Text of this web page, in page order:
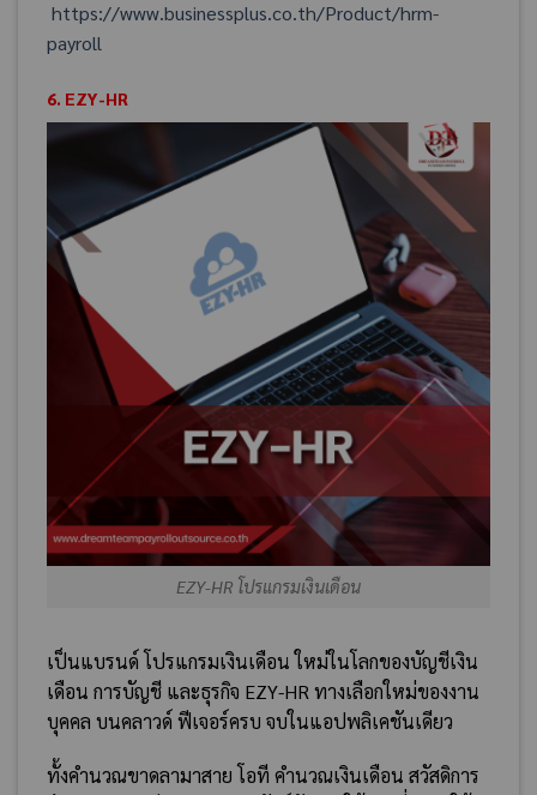
https://www.businessplus.co.th/Product/hrm-
payroll
6. EZY-HR
EZY-HR โปรแกรมเงินเดือน
เป็นแบรนด์ โปรแกรมเงินเดือน ใหม่ในโลกของบัญชีเงิน
เดือน การบัญชี และธุรกิจ EZY-HR ทางเลือกใหม่ของงาน
บุคคล บนคลาวด์ ฟีเจอร์ครบ จบในแอปพลิเคชันเดียว
ทั้งคำนวณขาดลามาสาย โอที คำนวณเงินเดือน สวัสดิการ